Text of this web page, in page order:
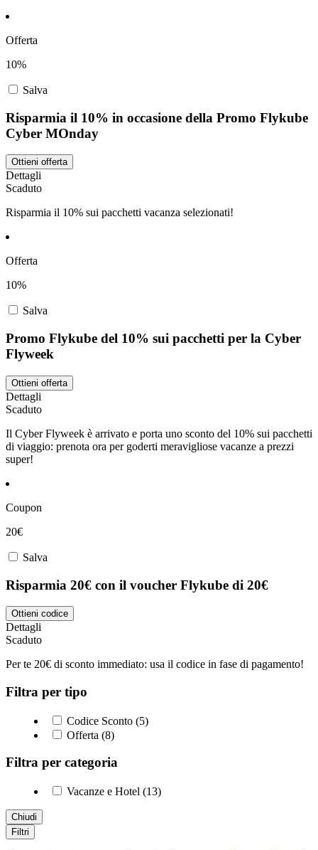
Offerta
10%
Salva
Risparmia il 10% in occasione della Promo Flykube
Cyber MOnday
Ottieni offerta
Dettagli
Scaduto
Risparmia il 10% sui pacchetti vacanza selezionati!
Offerta
10%
Salva
Promo Flykube del 10% sui pacchetti per la Cyber
Flyweek
Ottieni offerta
Dettagli
Scaduto
Il Cyber Flyweek è arrivato e porta uno sconto del 10% sui pacchetti
di viaggio: prenota ora per goderti meravigliose vacanze a prezzi
super!
Coupon
20€
Salva
Risparmia 20€ con il voucher Flykube di 20€
Ottieni codice
Dettagli
Scaduto
Per te 20€ di sconto immediato: usa il codice in fase di pagamento!
Filtra per tipo
Codice Sconto (5)
Offerta (8)
Filtra per categoria
Vacanze e Hotel (13)
Chiudi
Filtri